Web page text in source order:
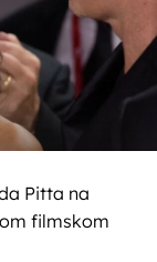
Pitta na
filmskom